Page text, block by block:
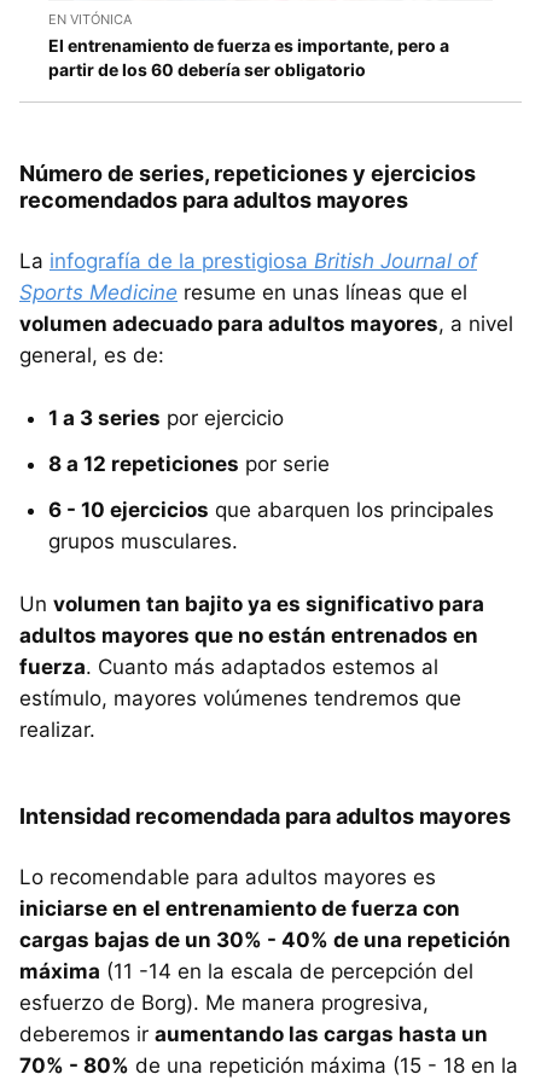
EN VITÓNICA
El entrenamiento de fuerza es importante, pero a
partir de los 60 debería ser obligatorio
Número de series, repeticiones y ejercicios
recomendados para adultos mayores
La infografía de la prestigiosa British Journal of
Sports Medicine resume en unas líneas que el
volumen adecuado para adultos mayores, a nivel
general, es de:
1 a 3 series por ejercicio
8 a 12 repeticiones por serie
6 - 10 ejercicios que abarquen los principales
grupos musculares.
Un volumen tan bajito ya es significativo para
adultos mayores que no están entrenados en
fuerza. Cuanto más adaptados estemos al
estímulo, mayores volúmenes tendremos que
realizar.
Intensidad recomendada para adultos mayores
Lo recomendable para adultos mayores es
iniciarse en el entrenamiento de fuerza con
cargas bajas de un 30% - 40% de una repetición
máxima (11 -14 en la escala de percepción del
esfuerzo de Borg). Me manera progresiva,
deberemos ir aumentando las cargas hasta un
70% - 80% de una repetición máxima (15 - 18 en la